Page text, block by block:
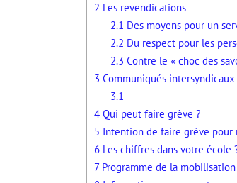
2 Les revendications
2.1 Des moyens pour un
2.2 Du respect pour les
2.3 Contre le « choc des
3 Communiqués intersyndicaux
3.1
4 Qui peut faire grève ?
5 Intention de faire grève
6 Les chiffres dans votre école
7 Programme de la